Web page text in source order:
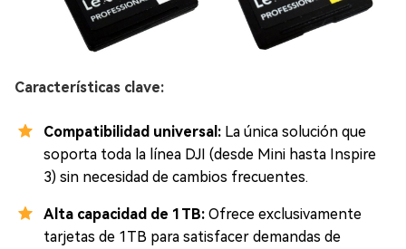
Características clave:
Compatibilidad universal: La única solución que
soporta toda la línea DJI (desde Mini hasta Inspire
3) sin necesidad de cambios frecuentes.
Alta capacidad de 1TB: Ofrece exclusivamente
tarjetas de 1TB para satisfacer demandas de